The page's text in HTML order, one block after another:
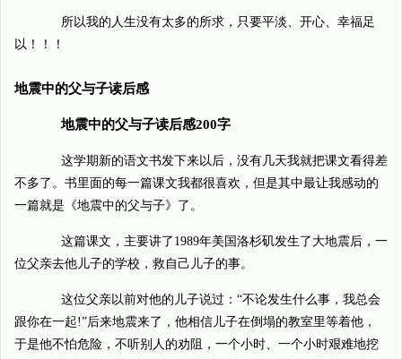
所以我的人生没有太多的所求，只要平淡、开心、幸福足
以！！！
地震中的父与子读后感
地震中的父与子读后感200字
这学期新的语文书发下来以后，没有几天我就把课文看得差
不多了。书里面的每一篇课文我都很喜欢，但是其中最让我感动的
一篇就是《地震中的父与子》了。
这篇课文，主要讲了1989年美国洛杉矶发生了大地震后，一
位父亲去他儿子的学校，救自己儿子的事。
这位父亲以前对他的儿子说过：“不论发生什么事，我总会
跟你在一起!”后来地震来了，他相信儿子在倒塌的教室里等着他，
于是他不怕危险，不听别人的劝阻，一个小时、一个小时艰难地挖